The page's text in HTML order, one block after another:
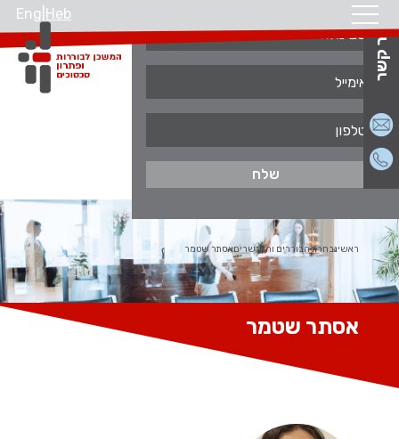
Heb
Eng
צור קשר
ראשינבחרת הבוררים והמגשריםאסתר שטמר
אסתר שטמר